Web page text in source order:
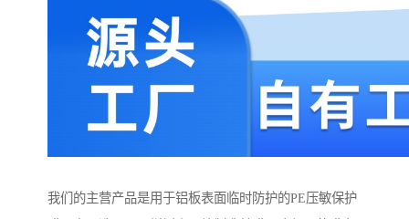
我们的主营产品是用于铝板表面临时防护的PE压敏保护